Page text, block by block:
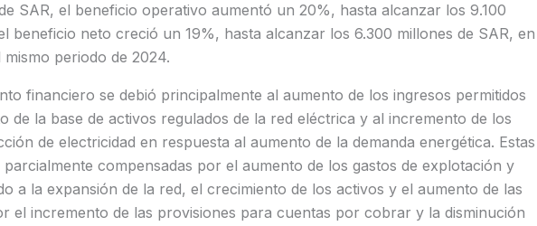
SAR, el beneficio operativo aumentó un 20%, hasta alcanzar los 9.100
beneficio neto creció un 19%, hasta alcanzar los 6.300 millones de SAR, en
periodo de 2024.
financiero se debió principalmente al aumento de los ingresos permitidos
de la base de activos regulados de la red eléctrica y al incremento de los
de electricidad en respuesta al aumento de la demanda energética. Estas
compensadas por el aumento de los gastos de explotación y
a la expansión de la red, el crecimiento de los activos y el aumento de las
el incremento de las provisiones para cuentas por cobrar y la disminución